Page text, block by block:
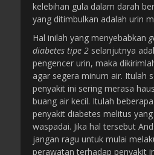
kelebihan gula dalam darah
yang ditimbulkan adalah urin
Hal inilah yang menyebabkan
diabetes tipe 2 selanjutnya
pengencer urin, maka
agar segera minum air. Itulah
penyakit ini sering merasa
buang air kecil. Itulah
penyakit diabetes melitus
waspadai. Jika hal tersebut
jangan ragu untuk mulai
perawatan terhadap penyakit